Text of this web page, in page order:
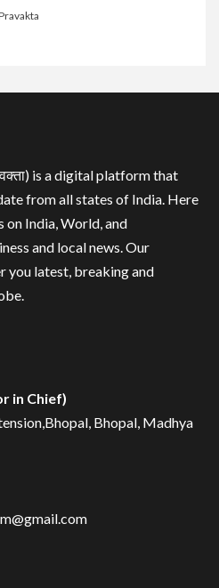
is a digital platform that
from all states of India. Here
on India, World, and
and local news. Our
you latest, breaking and
in Chief)
Bhopal, Madhya